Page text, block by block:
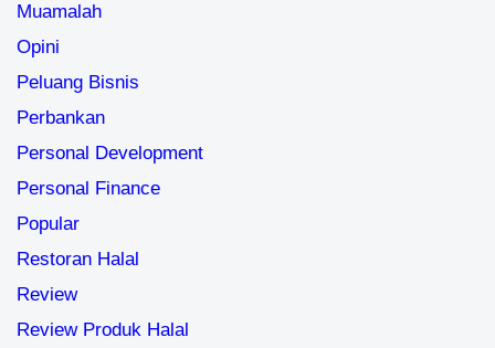
Muamalah
Opini
Peluang Bisnis
Perbankan
Personal Development
Personal Finance
Popular
Restoran Halal
Review
Review Produk Halal